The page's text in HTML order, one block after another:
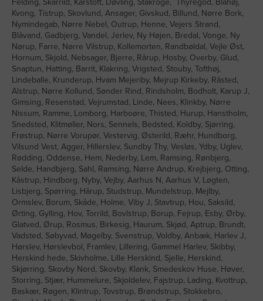
Felding, Skarrild, Karstoft, Døvling, Stakroge, Thyregod, Blåhøj,
Kvong, Tistrup, Skovlund, Ansager, Givskud, Billund, Nørre Bork,
Nymindegab, Nørre Nebel, Outrup, Henne, Vejers Strand,
Blåvand, Gadbjerg, Vandel, Jerlev, Ny Højen, Bredal, Vonge, Ny
Nørup, Farre, Nørre Vilstrup, Kollemorten, Randbøldal, Vejle Øst,
Hornum, Skjold, Nebsager, Bjerre, Rårup, Hosby, Overby, Glud,
Snaptun, Hatting, Barrit, Klakring, Vrigsted, Stouby, Tofthøj,
Lindeballe, Krunderup, Hvam Mejeriby, Mejrup Kirkeby, Råsted,
Alstrup, Nørre Kollund, Sønder Rind, Rindsholm, Bodholt, Karup J,
Gimsing, Resenstad, Vejrumstad, Linde, Nees, Klinkby, Nørre
Nissum, Ramme, Lomborg, Harboøre, Thisted, Hurup, Hanstholm,
Snedsted, Klitmøller, Nors, Sennels, Bedsted, Koldby, Sjørring,
Frøstrup, Nørre Vorupør, Vestervig, Østerild, Ræhr, Hundborg,
Vilsund Vest, Agger, Hillerslev, Sundby Thy, Vesløs, Ydby, Uglev,
Rødding, Oddense, Hem, Nederby, Lem, Ramsing, Rønbjerg,
Selde, Handbjerg, Sahl, Ramsing, Nørre Andrup, Krejbjerg, Otting,
Kåstrup, Hindborg, Nyby, Vejby, Aarhus N, Aarhus V, Løgten,
Lisbjerg, Spørring, Hårup, Studstrup, Mundelstrup, Mejlby,
Ormslev, Borum, Skåde, Holme, Viby J, Stavtrup, Hou, Saksild,
Ørting, Gylling, Hov, Torrild, Bovlstrup, Borup, Fejrup, Esby, Ørby,
Glatved, Ørup, Rosmus, Birkesig, Haurum, Skjød, Aptrup, Brundt,
Vadsted, Søbyvad, Møgelby, Svenstrup, Voldby, Anbæk, Harlev J,
Hørslev, Hørslevbol, Framlev, Lillering, Gammel Harlev, Skibby,
Herskind hede, Skivholme, Lille Herskind, Sjelle, Herskind,
Skjørring, Skovby Nord, Skovby, Klank, Smedeskov Huse, Høver,
Storring, Stjær, Hummelure, Skjoldelev, Fajstrup, Lading, Kvottrup,
Baskær, Røgen, Klintrup, Tovstrup, Brøndstrup, Stokkebro,